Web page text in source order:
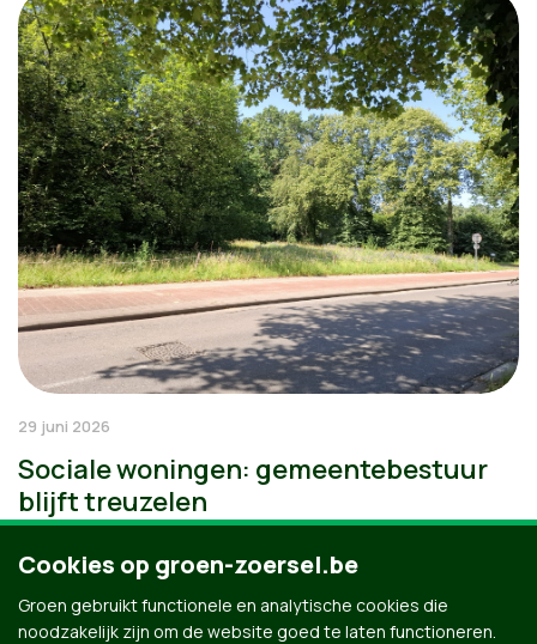
29 juni 2026
Sociale woningen: gemeentebestuur
blijft treuzelen
Cookies op groen-zoersel.be
Groen gebruikt functionele en analytische cookies die
noodzakelijk zijn om de website goed te laten functioneren.